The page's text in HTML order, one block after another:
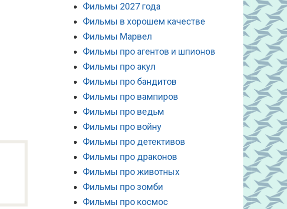
Фильмы 2027 года
Фильмы в хорошем качестве
Фильмы Марвел
Фильмы про агентов и шпионов
Фильмы про акул
Фильмы про бандитов
Фильмы про вампиров
Фильмы про ведьм
Фильмы про войну
Фильмы про детективов
Фильмы про драконов
Фильмы про животных
Фильмы про зомби
Фильмы про космос